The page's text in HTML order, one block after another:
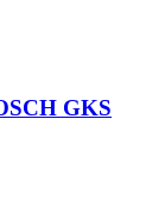
GKS